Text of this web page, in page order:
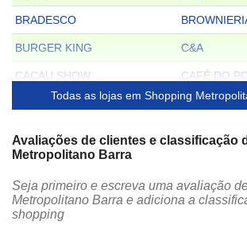
BRADESCO
BURGER KING C&A
CACAU SHOW CAFÉ DO
CAFÉ HUM
CAMARÃO & CIA CAMICADO
CARMEN STEFFENS
CENTAURO CHIFON
CHILLI BEANS
Todas as lojas em Shopping
Avaliações de clientes e classificação
Metropolitano Barra
Seja primeiro e escreva uma avaliação
Metropolitano Barra e adiciona a
shopping